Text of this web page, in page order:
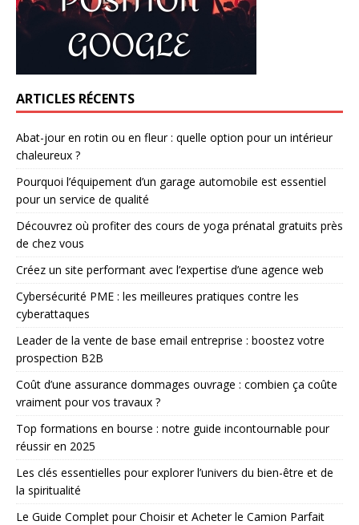
ARTICLES RÉCENTS
Abat-jour en rotin ou en fleur : quelle option pour un intérieur
chaleureux ?
Pourquoi l’équipement d’un garage automobile est essentiel
pour un service de qualité
Découvrez où profiter des cours de yoga prénatal gratuits près
de chez vous
Créez un site performant avec l’expertise d’une agence web
Cybersécurité PME : les meilleures pratiques contre les
cyberattaques
Leader de la vente de base email entreprise : boostez votre
prospection B2B
Coût d’une assurance dommages ouvrage : combien ça coûte
vraiment pour vos travaux ?
Top formations en bourse : notre guide incontournable pour
réussir en 2025
Les clés essentielles pour explorer l’univers du bien-être et de
la spiritualité
Le Guide Complet pour Choisir et Acheter le Camion Parfait